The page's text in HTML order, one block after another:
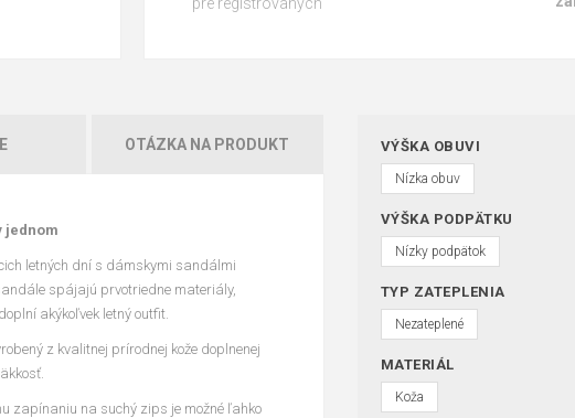
OTÁZKA NA PRODUKT
jednom
letných dní s dámskymi sandálmi
spájajú prvotriedne materiály,
akýkoľvek letný outfit.
z kvalitnej prírodnej kože doplnenej
zapínaniu na suchý zips je možné ľahko
VÝŠKA OBUVI
Nízka obuv
VÝŠKA PODPÄTKU
Nízky podpätok
TYP ZATEPLENIA
Nezateplené
MATERIÁL
Koža